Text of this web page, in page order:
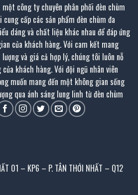
công ty chuyên phân phối đèn chùm
cấp các sản phẩm đèn chùm đa
dáng và chất liệu khác nhau để đáp ứng
của khách hàng. Với cam kết mang
và giá cả hợp lý, chúng tôi luôn nỗ
khách hàng. Với đội ngũ nhân viên
muốn mang đến một không gian sống
qua ánh sáng lung linh từ đèn chùm
01 – KP6 – P. TÂN THỚI NHẤT – Q12